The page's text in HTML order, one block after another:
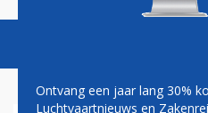
Ontvang een jaar lang 30%
Luchtvaartnieuws en